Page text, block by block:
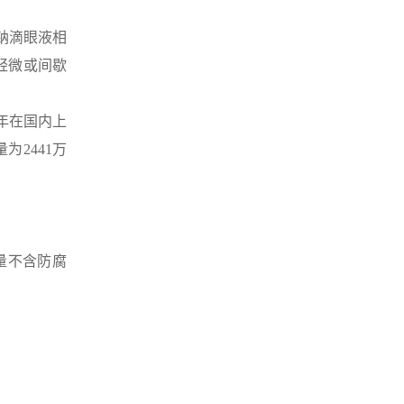
滴眼液相
微或间歇
在国内上
为2441万
不含防腐